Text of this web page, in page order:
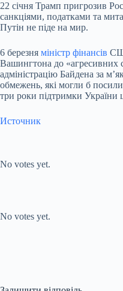
22 січня Трамп пригрозив
санкціями, податками та
Путін не піде на мир.
6 березня міністр фінансів
Вашингтона до «агресивних
адміністрацію Байдена за
обмежень, які могли б
три роки підтримки України
Источник
No votes yet.
No votes yet.